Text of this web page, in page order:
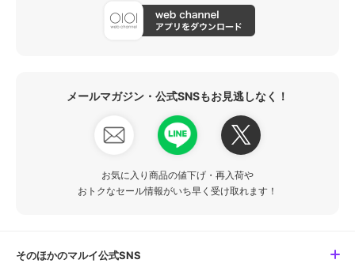
メールマガジン・公式SNSもお見逃しなく！
お気に入り商品の値下げ・再入荷や
おトクなセール情報がいち早く受け取れます！
そのほかのマルイ公式SNS